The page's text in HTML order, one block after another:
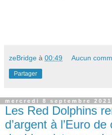
zeBridge à 00:49 Aucun
Partager
mercredi 8 septembre 2021
Les Red Dolphins
d’argent à l’Euro